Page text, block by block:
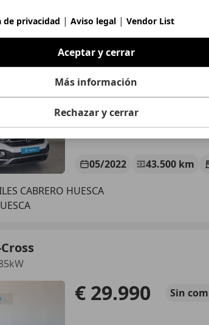
81kW
€ 18.990
05/2022 43.500 km
CABRERO HUESCA
€ 29.990 Sin
de privacidad | Aviso legal | Vendor List
Aceptar y cerrar
Más información
Rechazar y cerrar